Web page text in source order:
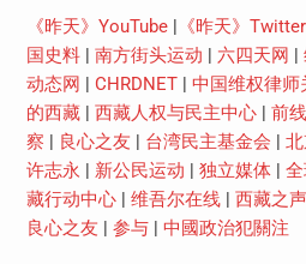
《昨天》YouTube| 《昨天》Twitter
国史料| 南方街头运动 | 六四天网 |
动态网 | CHRDNET| 中国维权律师
的西藏| 西藏人权与民主中心| 前
察 | 良心之友 | 台湾民主基金会 |
许志永 | 新公民运动 | 独立媒体|
藏行动中心| 维吾尔在线| 西藏之声
良心之友 | 参与| 中國政治犯關注